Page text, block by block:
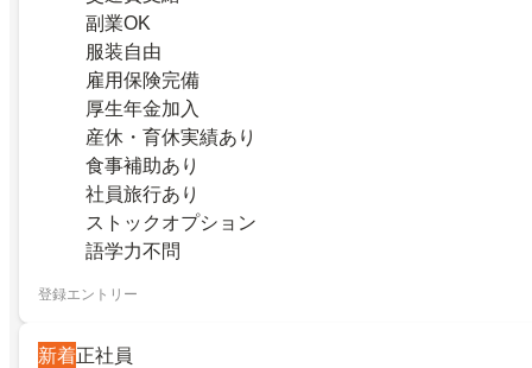
副業OK
服装自由
雇用保険完備
厚生年金加入
産休・育休実績あり
食事補助あり
社員旅行あり
ストックオプション
語学力不問
登録エントリー
新着正社員